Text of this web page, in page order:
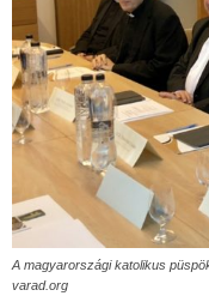
A magyarországi katolikus
varad.org